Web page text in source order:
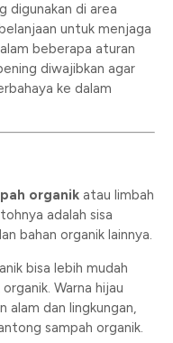
digunakan di area
untuk menjaga
beberapa aturan
diwajibkan agar
ke dalam
organik atau limbah
adalah sisa
bahan organik lainnya.
bisa lebih mudah
Warna hijau
alam dan lingkungan,
sampah organik.